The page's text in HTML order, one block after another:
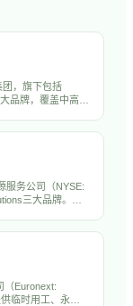
团，旗下包括
品牌，覆盖中高端
服务公司（NYSE:
三大品牌。在
（Euronext:
临时用工、永久